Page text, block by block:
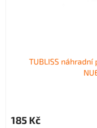
TUBLISS náhradní
185 Kč